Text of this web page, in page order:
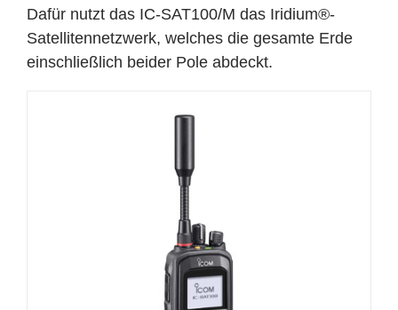
Dafür nutzt das IC-SAT100/M das Iridium®-
Satellitennetzwerk, welches die gesamte Erde
einschließlich beider Pole abdeckt.